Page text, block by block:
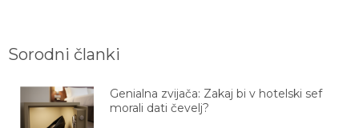
Sorodni članki
Genialna zvijača: Zakaj bi v hotelski sef
morali dati čevelj?